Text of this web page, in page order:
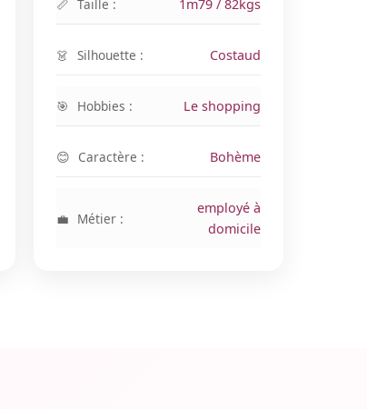
Taille : 1m79 / 82kgs
Silhouette : Costaud
Hobbies : Le shopping
Caractère : Bohème
Métier :
employé à
domicile